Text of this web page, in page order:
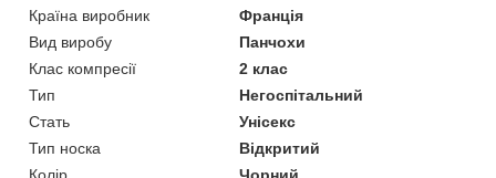
Країна виробник
Франція
Вид виробу
Панчохи
Клас компресії
2 клас
Тип
Негоспітальний
Стать
Унісекс
Тип носка
Відкритий